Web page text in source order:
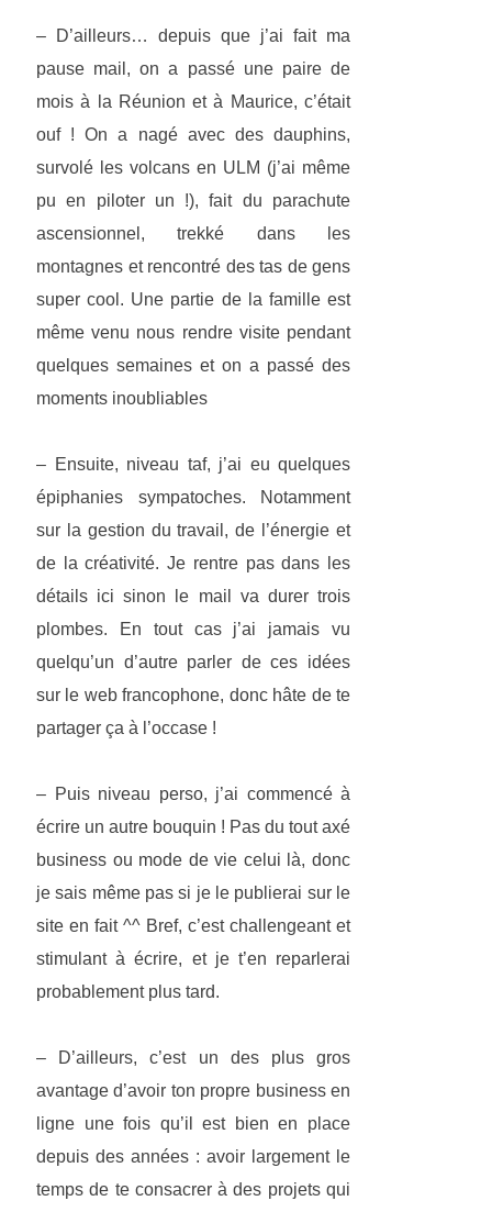
– D’ailleurs… depuis que j’ai fait ma
pause mail, on a passé une paire de
mois à la Réunion et à Maurice, c’était
ouf ! On a nagé avec des dauphins,
survolé les volcans en ULM (j’ai même
pu en piloter un !), fait du parachute
ascensionnel, trekké dans les
montagnes et rencontré des tas de gens
super cool. Une partie de la famille est
même venu nous rendre visite pendant
quelques semaines et on a passé des
moments inoubliables
– Ensuite, niveau taf, j’ai eu quelques
épiphanies sympatoches. Notamment
sur la gestion du travail, de l’énergie et
de la créativité. Je rentre pas dans les
détails ici sinon le mail va durer trois
plombes. En tout cas j’ai jamais vu
quelqu’un d’autre parler de ces idées
sur le web francophone, donc hâte de te
partager ça à l’occase !
– Puis niveau perso, j’ai commencé à
écrire un autre bouquin ! Pas du tout axé
business ou mode de vie celui là, donc
je sais même pas si je le publierai sur le
site en fait ^^ Bref, c’est challengeant et
stimulant à écrire, et je t’en reparlerai
probablement plus tard.
– D’ailleurs, c’est un des plus gros
avantage d’avoir ton propre business en
ligne une fois qu’il est bien en place
depuis des années : avoir largement le
temps de te consacrer à des projets qui